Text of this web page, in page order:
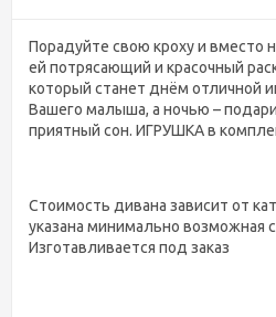
Порадуйте свою кроху и вместо
ей потрясающий и красочный
который станет днём отличной
Вашего малыша, а ночью –
приятный сон. ИГРУШКА в
Стоимость дивана зависит от
указана минимально возможная
Изготавливается под заказ